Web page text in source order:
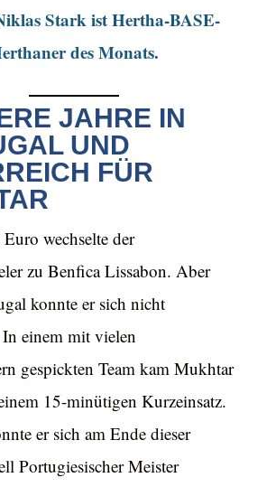
Stark ist Hertha-BASE-
des Monats.
JAHRE IN
UND
FÜR
wechselte der
zu Benfica Lissabon. Aber
konnte er sich nicht
einem mit vielen
gespickten Team kam Mukhtar
15-minütigen Kurzeinsatz.
er sich am Ende dieser
Portugiesischer Meister